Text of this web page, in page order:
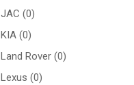
JAC (0)
KIA (0)
Land Rover (0)
Lexus (0)